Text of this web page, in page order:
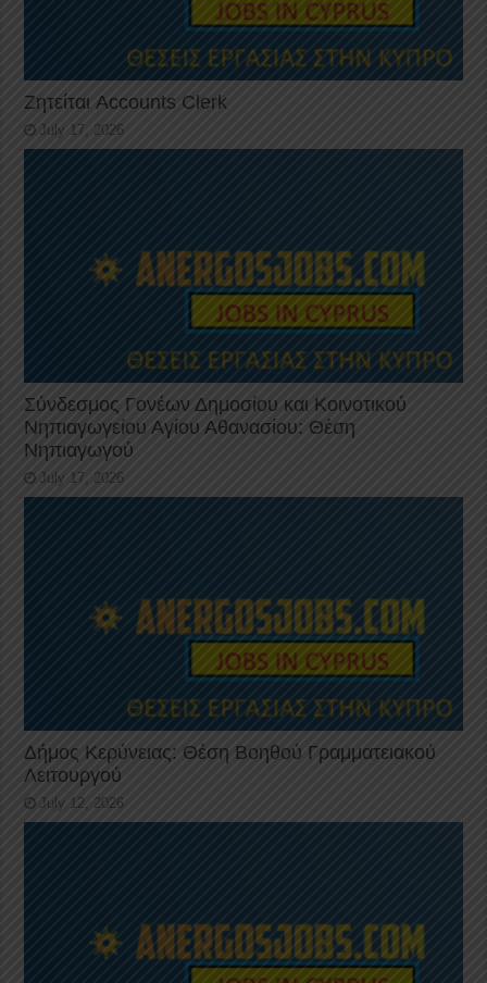
Ζητείται Accounts Clerk
July 17, 2026
Σύνδεσμος Γονέων Δημοσίου και Κοινοτικού
Νηπιαγωγείου Αγίου Αθανασίου: Θέση
Νηπιαγωγού
July 17, 2026
Δήμος Κερύνειας: Θέση Βοηθού Γραμματειακού
Λειτουργού
July 12, 2026